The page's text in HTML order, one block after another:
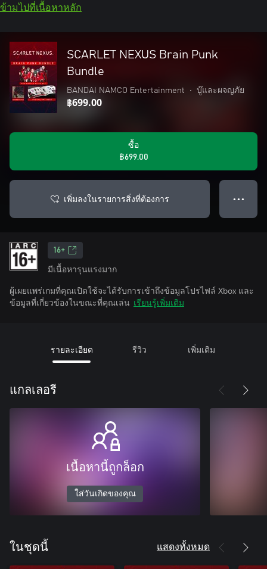
ข้ามไปที่เนื้อหาหลัก
SCARLET NEXUS Brain Punk
Bundle
BANDAI NAMCO Entertainment • บู๊และผจญภัย
฿699.00
ซื้อ
฿699.00
เพิ่มลงในรายการสิ่งที่ต้องการ ● ● ●
16+
มีเนื้อหารุนแรงมาก
ผู้เผยแพร่เกมที่คุณเปิดใช้จะได้รับการเข้าถึงข้อมูลโปรไฟล์ Xbox และ
ข้อมูลที่เกี่ยวข้องในขณะที่คุณเล่น เรียนรู้เพิ่มเติม
รายละเอียด รีวิว เพิ่มเติม
แกลเลอรี
เนื้อหานี้ถูกล็อก
ใส่วันเกิดของคุณ
ในชุดนี้ แสดงทั้งหมด